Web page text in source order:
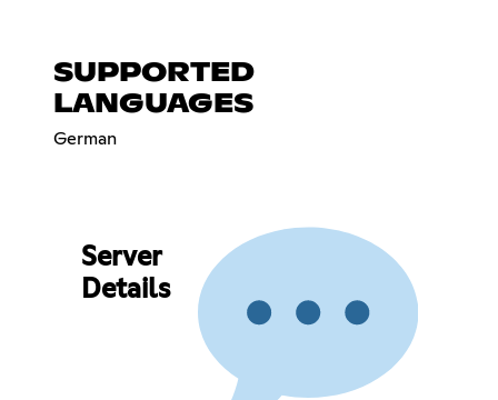
SUPPORTED
LANGUAGES
German
Server
Details